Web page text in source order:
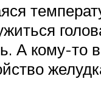
А кому-